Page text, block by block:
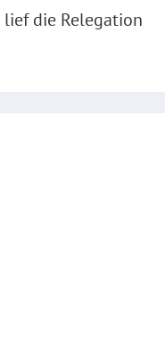
die Relegation